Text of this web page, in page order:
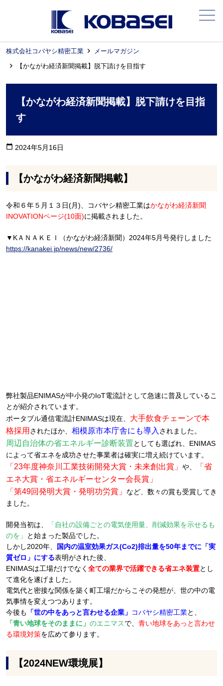
メニュー
株式会社コバヤシ精密工業
メールマガジン
【かながわ経済新聞掲載】脱下請けを目指す
【かながわ経済新聞掲載】脱下請けを目指
す
calendar_today 2024年5月16日
【かながわ経済新聞掲載】
令和６年５月１３日(月)、コバヤシ精密工業はかながわ経済新聞
INOVATIONページ(10面)に掲載されました。
▼KＡＮＡＫＥＩ（かながわ経済新聞）2024年5月号発行しました
https://kanakei.jp/news/new/2736/
弊社製品ENIMASが中小発のIoT電流計として急速に普及しているこ
とが紹介されています。
ポータブル通信電流計ENIMASは現在、 大手飲食チェーンで本
格採用 されたほか、 相模原市本庁舎にも導入 されました。
周辺自治体の省エネルギー診断装置としても選ばれ、ENIMAS
によって省エネを成功させた事業者は確実に増え続けています。
「23年度神奈川工業技術開発大賞・未来創出賞」 や、
「省
エネ大賞・省エネルギーセンター会長賞」
「第49回発明大賞・発明功労賞」 など、数々の賞も受賞してき
ました。
開発当初は、
「自社の設備ごとの電気使用量、削減効果を示せるも
のを」
と始まった製品でした。
しかし2020年、
国内の温室効果ガス(Co2)排出量を50年までに「実
質ゼロ」にする表明がされた後、
ENIMASは工場だけでなく 全ての業界で活躍できる省エネ装置とし
て進化を遂げました。
電気代と密接な関係を築く町工場だからこその発想が、世の中の電
気事情を変えつつあります。
今後も
「世の中をあっと言わせる企業」 コバヤシ精密工業と、
「青い地球をそのままに」 のエニマスで、 青い地球をあっと言わせ
る環境対策を広めて参ります。
【2024NEW環境展】